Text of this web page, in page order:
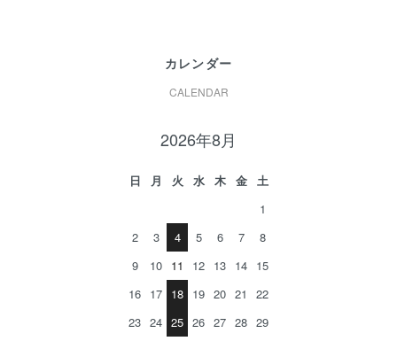
カレンダー
CALENDAR
2026年8月
日 月 火 水 木 金
土
1
2
3 4 5 6 7
8
9
10 11 12 13 14 15
16 17 18 19 20 21
22
23 24 25 26 27 28 29